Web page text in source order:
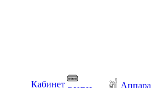
Кабинет